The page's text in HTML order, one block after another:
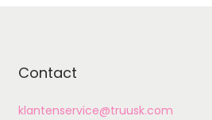
Contact
klantenservice@truusk.com